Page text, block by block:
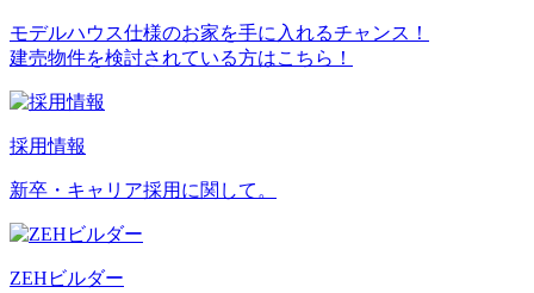
モデルハウス仕様のお家を手に入れるチャンス！
建売物件を検討されている方はこちら！
採用情報
新卒・キャリア採用に関して。
ZEHビルダー